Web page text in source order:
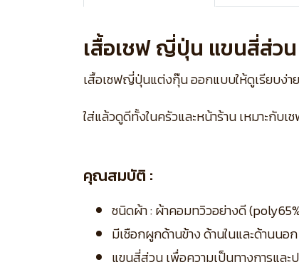
เสื้อเชฟ ญี่ปุ่น แขนสี่ส่ว
เสื้อเชฟญี่ปุ่นแต่งกุ๊น ออกแบบให้ดูเรียบง่า
ใส่แล้วดูดีทั้งในครัวและหน้าร้าน เหมาะกับ
คุณสมบัติ :
ชนิดผ้า : ผ้าคอมทวิวอย่างดี
มีเชือกผูกด้านข้าง ด้านในและด้านนอก
แขนสี่ส่วน เพื่อความเป็นทางการแล